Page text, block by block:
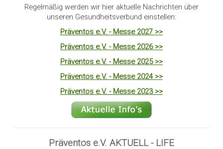
Regelmäßig werden wir hier aktuelle Nachrichten über
unseren Gesundheitsverbund einstellen:
Präventos e.V. - Messe 2027 >>
Präventos e.V. - Messe 2026 >>
Präventos e.V. - Messe 2025 >>
Präventos e.V. - Messe 2024 >>
Präventos e.V. - Messe 2023 >>
Präventos e.V. AKTUELL - LIFE